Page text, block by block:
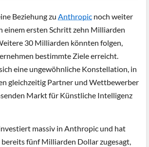
Beziehung zu Anthropic noch weiter
einem ersten Schritt zehn Milliarden
30 Milliarden könnten folgen,
bestimmte Ziele erreicht.
eine ungewöhnliche Konstellation, in
gleichzeitig Partner und Wettbewerber
Markt für Künstliche Intelligenz
massiv in Anthropic und hat
fünf Milliarden Dollar zugesagt,